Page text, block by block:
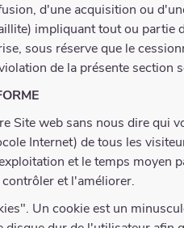
d'une acquisition ou
impliquant tout ou partie
sous réserve que le
de la présente section
Site web sans nous dire qui
Internet) de tous les
et le temps
et l'améliorer.
Un cookie est un